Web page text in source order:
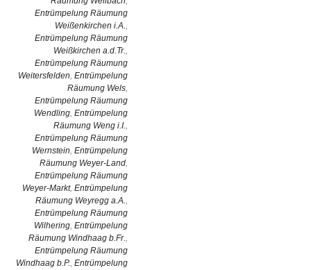
Entrümpelung Räumung
Weißenkirchen i.A.,
Entrümpelung Räumung
Weißkirchen a.d.Tr.,
Entrümpelung Räumung
Weitersfelden, Entrümpelung
Räumung Wels,
Entrümpelung Räumung
Wendling, Entrümpelung
Räumung Weng i.I.,
Entrümpelung Räumung
Wernstein, Entrümpelung
Räumung Weyer-Land,
Entrümpelung Räumung
Weyer-Markt, Entrümpelung
Räumung Weyregg a.A.,
Entrümpelung Räumung
Wilhering, Entrümpelung
Räumung Windhaag b.Fr.,
Entrümpelung Räumung
Windhaag b.P., Entrümpelung